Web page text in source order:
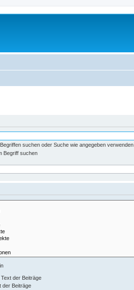
suchen oder Suche wie angegeben verwenden
Begriff suchen
der Beiträge
der Beiträge